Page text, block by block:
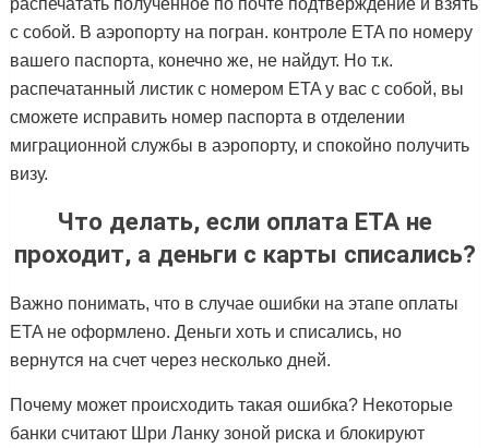
с собой. В аэропорту на погран. контроле ETA по номеру
вашего паспорта, конечно же, не найдут. Но т.к.
распечатанный листик с номером ETA у вас с собой, вы
сможете исправить номер паспорта в отделении
миграционной службы в аэропорту, и спокойно получить
визу.
Что делать, если оплата ETA не
проходит, а деньги с карты списались?
Важно понимать, что в случае ошибки на этапе оплаты
ETA не оформлено. Деньги хоть и списались, но
вернутся на счет через несколько дней.
Почему может происходить такая ошибка? Некоторые
банки считают Шри Ланку зоной риска и блокируют